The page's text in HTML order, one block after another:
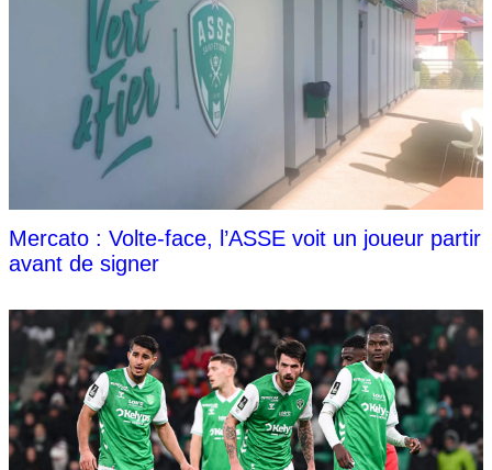
Mercato : Volte-face, l’ASSE voit un joueur partir
avant de signer